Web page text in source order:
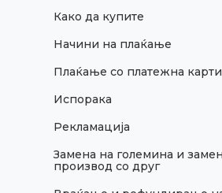
Како да купите
Начини на плаќање
Плаќање со платежна
Испорака
Рекламација
Замена на големина и
производ со друг